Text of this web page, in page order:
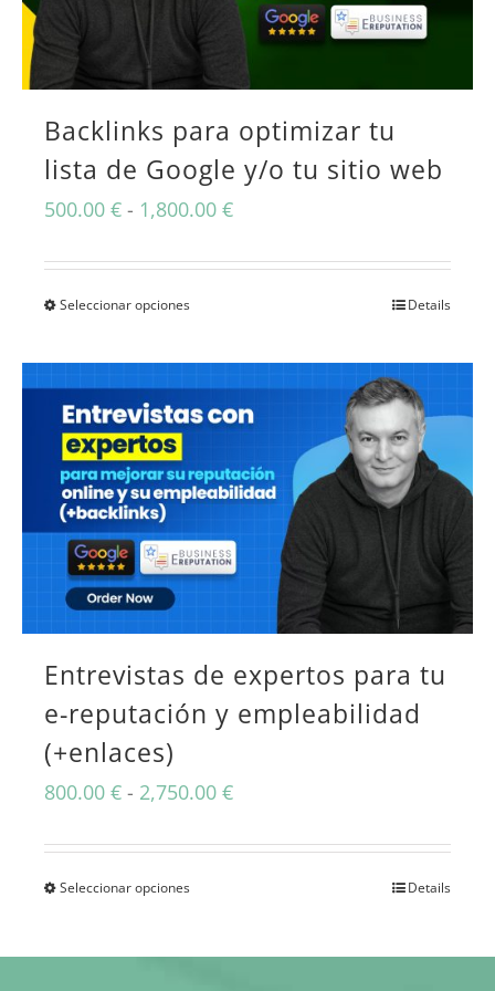
Backlinks para optimizar tu
lista de Google y/o tu sitio web
500.00€ - 1,800.00€Rango
500.00 €
hasta
1,800.00 €
Seleccionar opcionesEste
tiene
múltiples
variantes.
Las
opciones
se
pueden
elegir
en
página
Details
Entrevistas de expertos para tu
e-reputación y empleabilidad
(+enlaces)
800.00€ - 2,750.00€Rango
800.00 €
Seleccionar opcionesEste
Details